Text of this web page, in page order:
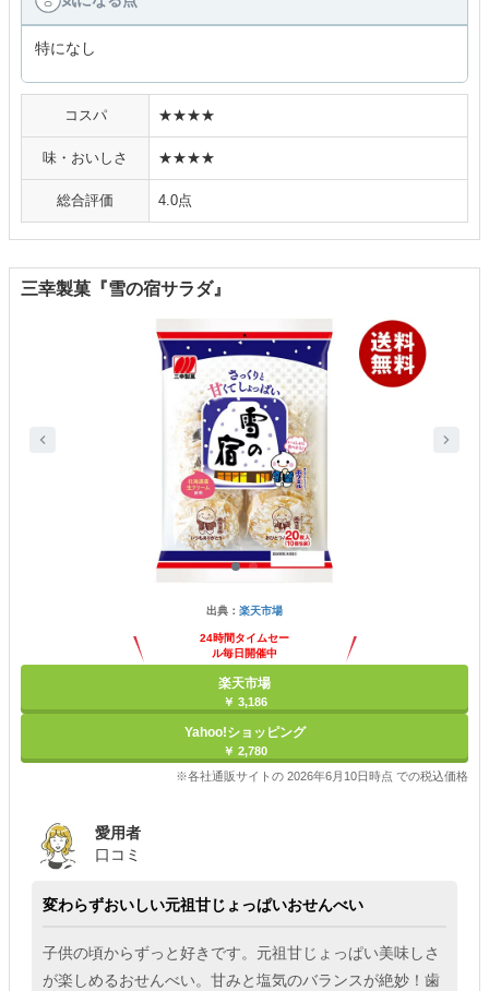
特になし
コスパ ★★★★
味・おいしさ ★★★★
総合評価 4.0点
三幸製菓『雪の宿サラダ』
出典： 楽天市場
24時間タイムセー
ル毎日開催中
楽天市場
￥ 3,186
Yahoo!ショッピング
￥ 2,780
※各社通販サイトの 2026年6月10日時点 での税込価格
愛用者
口コミ
変わらずおいしい元祖甘じょっぱいおせんべい
子供の頃からずっと好きです。元祖甘じょっぱい美味しさ
が楽しめるおせんべい。甘みと塩気のバランスが絶妙！歯